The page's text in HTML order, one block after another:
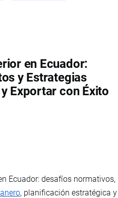
en Ecuador:
y Estrategias
Exportar con Éxito
Ecuador: desafíos normativos,
, planificación estratégica y